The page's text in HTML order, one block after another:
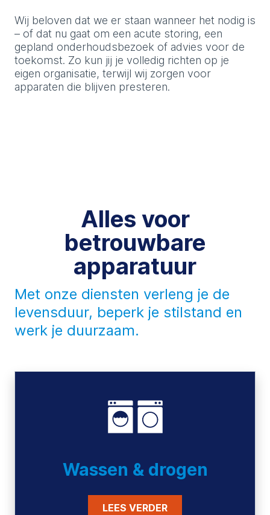
Wij beloven dat we er staan wanneer het nodig is
– of dat nu gaat om een acute storing, een
gepland onderhoudsbezoek of advies voor de
toekomst. Zo kun jij je volledig richten op je
eigen organisatie, terwijl wij zorgen voor
apparaten die blijven presteren.
Alles voor
betrouwbare
apparatuur
Met onze diensten verleng je de
levensduur, beperk je stilstand en
werk je duurzaam.
Wassen & drogen
LEES VERDER